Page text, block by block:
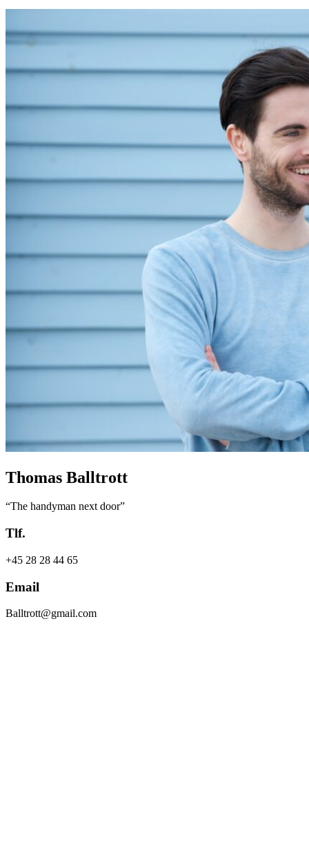
Thomas Balltrott
“The handyman next door”
Tlf.
+45 28 28 44 65
Email
Balltrott@gmail.com